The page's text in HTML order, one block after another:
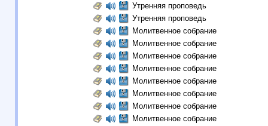
Утренняя проповедь
Утренняя проповедь
Молитвенное собрание
Молитвенное собрание
Молитвенное собрание
Молитвенное собрание
Молитвенное собрание
Молитвенное собрание
Молитвенное собрание
Молитвенное собрание